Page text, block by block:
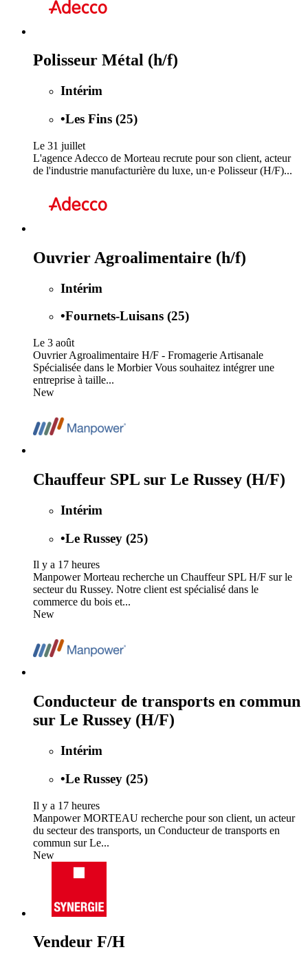
Polisseur Métal (h/f)
Intérim
•Les Fins (25)
Le 31 juillet
L'agence Adecco de Morteau recrute pour son client, acteur
de l'industrie manufacturière du luxe, un·e Polisseur (H/F)...
Ouvrier Agroalimentaire (h/f)
Intérim
•Fournets-Luisans (25)
Le 3 août
Ouvrier Agroalimentaire H/F - Fromagerie Artisanale
Spécialisée dans le Morbier Vous souhaitez intégrer une
entreprise à taille...
New
Chauffeur SPL sur Le Russey (H/F)
Intérim
•Le Russey (25)
Il y a 17 heures
Manpower Morteau recherche un Chauffeur SPL H/F sur le
secteur du Russey. Notre client est spécialisé dans le
commerce du bois et...
New
Conducteur de transports en commun
sur Le Russey (H/F)
Intérim
•Le Russey (25)
Il y a 17 heures
Manpower MORTEAU recherche pour son client, un acteur
du secteur des transports, un Conducteur de transports en
commun sur Le...
New
Vendeur F/H